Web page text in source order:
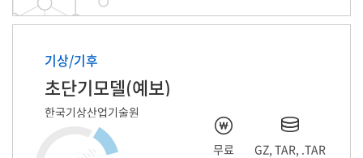
기상/기후
초단기모델(예보)
한국기상산업기술원
무료 GZ, TAR, .TAR